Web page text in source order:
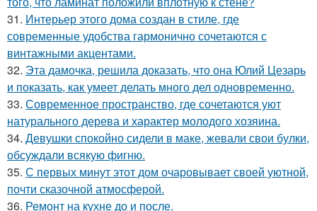
31. Интерьер этого дома создан в стиле, где
современные удобства гармонично сочетаются с
винтажными акцентами.
32. Эта дамочка, решила доказать, что она Юлий Цезарь
и показать, как умеет делать много дел одновременно.
33. Современное пространство, где сочетаются уют
натурального дерева и характер молодого хозяина.
34. Девушки спокойно сидели в маке, жевали свои булки,
обсуждали всякую фигню.
35. С первых минут этот дом очаровывает своей уютной,
почти сказочной атмосферой.
36. Ремонт на кухне до и после.